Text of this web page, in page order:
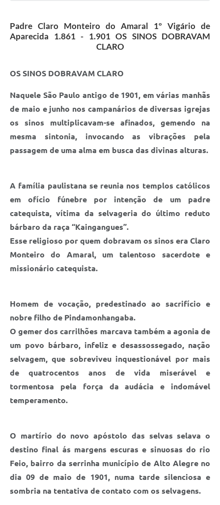
Padre Claro Monteiro do Amaral 1º Vigário de
Aparecida 1.861 - 1.901 OS SINOS DOBRAVAM
CLARO
OS SINOS DOBRAVAM CLARO
Naquele São Paulo antigo de 1901, em várias manhãs
de maio e junho nos campanários de diversas igrejas
os sinos multiplicavam-se afinados, gemendo na
mesma sintonia, invocando as vibrações pela
passagem de uma alma em busca das divinas alturas.
A família paulistana se reunia nos templos católicos
em ofício fúnebre por intenção de um padre
catequista, vítima da selvageria do último reduto
bárbaro da raça “Kaingangues”.
Esse religioso por quem dobravam os sinos era Claro
Monteiro do Amaral, um talentoso sacerdote e
missionário catequista.
Homem de vocação, predestinado ao sacrifício e
nobre filho de Pindamonhangaba.
O gemer dos carrilhões marcava também a agonia de
um povo bárbaro, infeliz e desassossegado, nação
selvagem, que sobreviveu inquestionável por mais
de quatrocentos anos de vida miserável e
tormentosa pela força da audácia e indomável
temperamento.
O martírio do novo apóstolo das selvas selava o
destino final ás margens escuras e sinuosas do rio
Feio, bairro da serrinha município de Alto Alegre no
dia 09 de maio de 1901, numa tarde silenciosa e
sombria na tentativa de contato com os selvagens.